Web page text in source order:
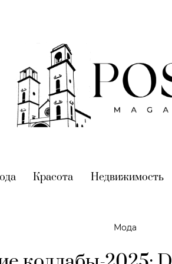
(current)
Красота (current)
Недвижимость
Мода